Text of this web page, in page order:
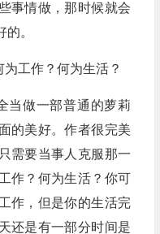
事情做，那时候就会
。
当做一部普通的萝莉
的美好。作者很完美
需要当事人克服那一
作？何为生活？你可
作，但是你的生活完
还是有一部分时间是